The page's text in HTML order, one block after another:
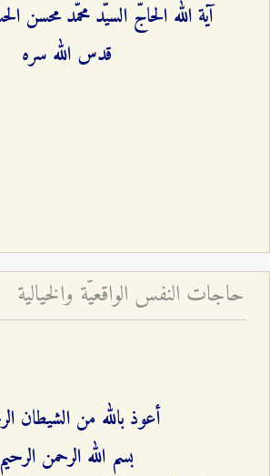
آية الله الحاجّ السيّد محمّد محسن
قدس الله سره
حاجات النفس الواقعيّة والخيالية
أعوذ بالله من الشيطان
بسم الله الرحمن الرحيم